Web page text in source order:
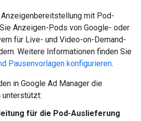
mit Pod-
Anzeigen-Pods von Google- oder
für Live- und Video-on-Demand-
Weitere Informationen finden Sie
Pausenvorlagen konfigurieren.
in Google Ad Manager die
unterstützt:
für die Pod-Auslieferung